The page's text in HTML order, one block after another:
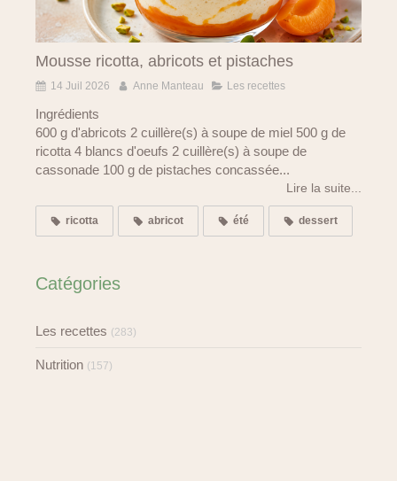
Mousse ricotta, abricots et pistaches
14 Juil 2026 Anne Manteau Les recettes
Ingrédients
600 g d'abricots 2 cuillère(s) à soupe de miel 500 g de
ricotta 4 blancs d'oeufs 2 cuillère(s) à soupe de
cassonade 100 g de pistaches concassée...
Lire la suite...
ricotta abricot été dessert
Catégories
Les recettes (283)
Nutrition (157)